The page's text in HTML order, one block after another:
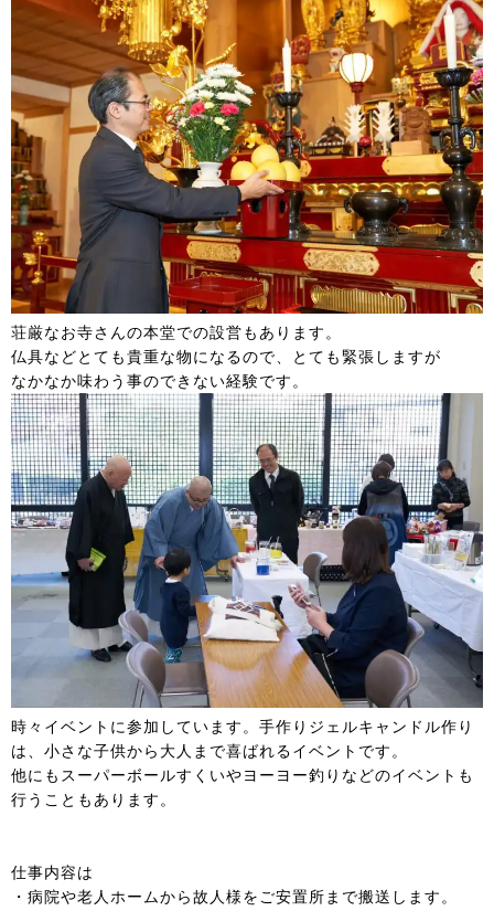
荘厳なお寺さんの本堂での設営もあります。
仏具などとても貴重な物になるので、とても緊張しますが
なかなか味わう事のできない経験です。
時々イベントに参加しています。手作りジェルキャンドル作り
は、小さな子供から大人まで喜ばれるイベントです。
他にもスーパーボールすくいやヨーヨー釣りなどのイベントも
行うこともあります。
仕事内容は
・病院や老人ホームから故人様をご安置所まで搬送します。